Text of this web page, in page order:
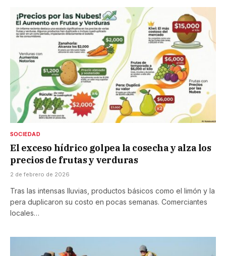
SOCIEDAD
El exceso hídrico golpea la cosecha y alza los
precios de frutas y verduras
2 de febrero de 2026
Tras las intensas lluvias, productos básicos como el limón y la
pera duplicaron su costo en pocas semanas. Comerciantes
locales…